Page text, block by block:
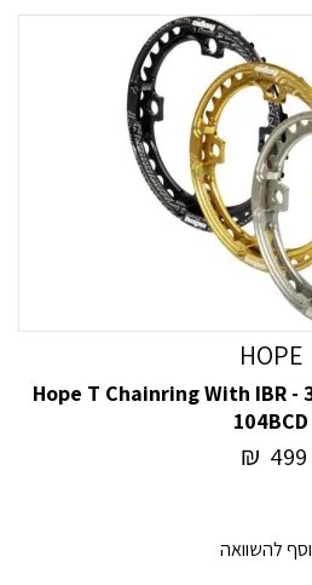
HOPE
בשגרד+גלגל שיניים 34 Hope T Chainring With IBR -
104BCD
499
₪